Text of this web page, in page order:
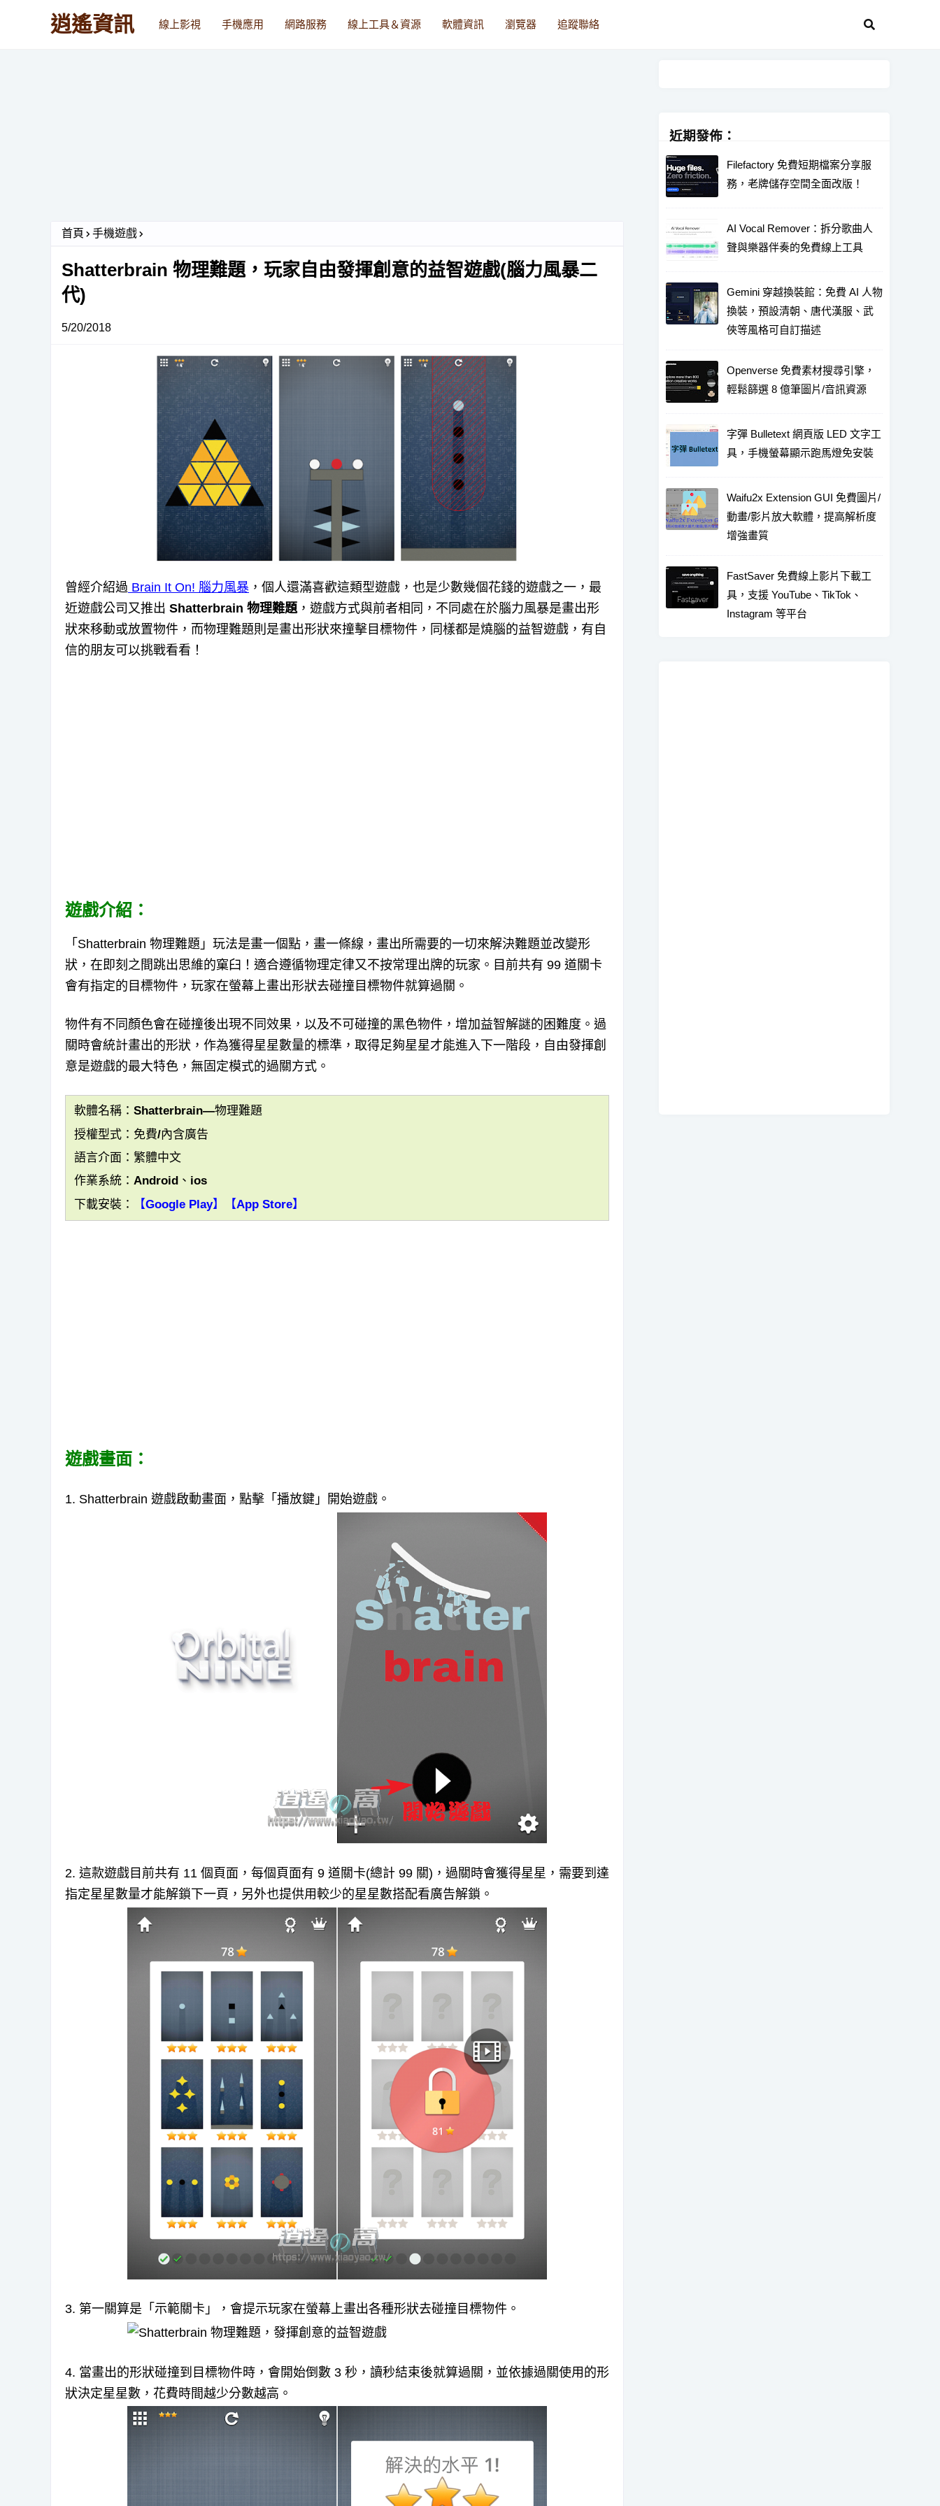
逍遙資訊 線上影視 手機應用 網路服務 線上工具＆資源 軟體資訊 瀏覽器 追蹤聯絡
首頁 手機遊戲
Shatterbrain 物理難題，玩家自由發揮創意的益智遊戲(腦力風暴二
代)
5/20/2018
曾經介紹過 Brain It On! 腦力風暴 ，個人還滿喜歡這類型遊戲，也是少數幾個花錢的遊戲之一，最
近遊戲公司又推出 Shatterbrain 物理難題，遊戲方式與前者相同，不同處在於腦力風暴是畫出形
狀來移動或放置物件，而物理難題則是畫出形狀來撞擊目標物件，同樣都是燒腦的益智遊戲，有自
信的朋友可以挑戰看看！
遊戲介紹：
「Shatterbrain 物理難題」玩法是畫一個點，畫一條線，畫出所需要的一切來解決難題並改變形
狀，在即刻之間跳出思維的窠臼！適合遵循物理定律又不按常理出牌的玩家。目前共有 99 道關卡
會有指定的目標物件，玩家在螢幕上畫出形狀去碰撞目標物件就算過關。
物件有不同顏色會在碰撞後出現不同效果，以及不可碰撞的黑色物件，增加益智解謎的困難度。過
關時會統計畫出的形狀，作為獲得星星數量的標準，取得足夠星星才能進入下一階段，自由發揮創
意是遊戲的最大特色，無固定模式的過關方式。
軟體名稱：Shatterbrain—物理難題
授權型式：免費/內含廣告
語言介面：繁體中文
作業系統：Android、ios
下載安裝：
【Google Play】 【App Store】
遊戲畫面：
1. Shatterbrain 遊戲啟動畫面，點擊「播放鍵」開始遊戲。
2. 這款遊戲目前共有 11 個頁面，每個頁面有 9 道關卡(總計 99 關)，過關時會獲得星星，需要到達
指定星星數量才能解鎖下一頁，另外也提供用較少的星星數搭配看廣告解鎖。
3. 第一關算是「示範關卡」，會提示玩家在螢幕上畫出各種形狀去碰撞目標物件。
4. 當畫出的形狀碰撞到目標物件時，會開始倒數 3 秒，讀秒結束後就算過關，並依據過關使用的形
狀決定星星數，花費時間越少分數越高。
近期發佈：
Filefactory 免費短期檔案分享服
務，老牌儲存空間全面改版！
AI Vocal Remover：拆分歌曲人
聲與樂器伴奏的免費線上工具
Gemini 穿越換裝館：免費 AI 人物
換裝，預設清朝、唐代漢服、武
俠等風格可自訂描述
Openverse 免費素材搜尋引擎，
輕鬆篩選 8 億筆圖片/音訊資源
字彈 Bulletext 網頁版 LED 文字工
具，手機螢幕顯示跑馬燈免安裝
Waifu2x Extension GUI 免費圖片/
動畫/影片放大軟體，提高解析度
增強畫質
FastSaver 免費線上影片下載工
具，支援 YouTube、TikTok、
Instagram 等平台